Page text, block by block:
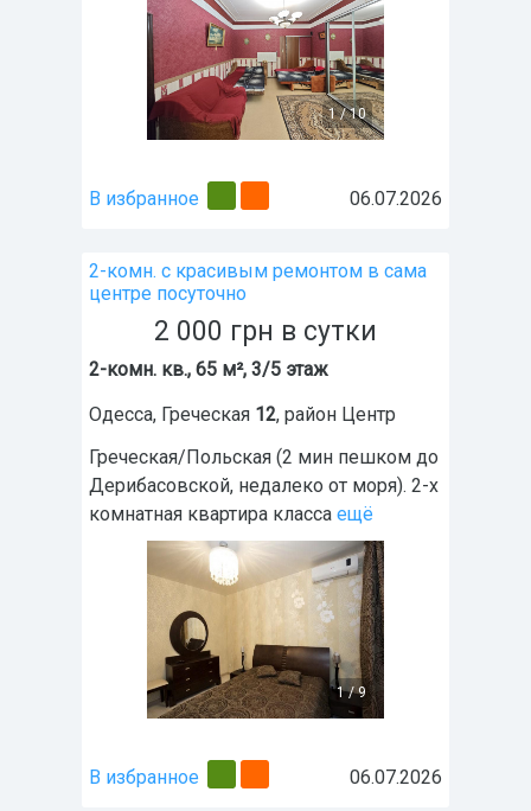
1/10
В избранное 06.07.2026
2-комн. с красивым ремонтом в сама
центре посуточно
2 000 грн в сутки
2-комн. кв., 65 м², 3/5 этаж
Одесса, Греческая 12, район Центр
Греческая/Польская (2 мин пешком до
Дерибасовской, недалеко от моря). 2-х
комнатная квартира класса ещё
1/9
В избранное 06.07.2026